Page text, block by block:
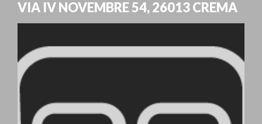
VIA IV NOVEMBRE 54,26013CREMA